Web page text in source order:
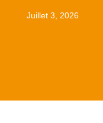
Juillet 3, 2026